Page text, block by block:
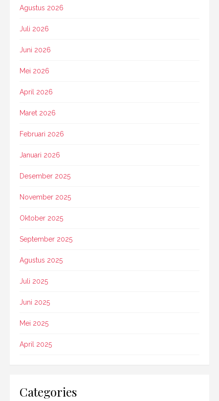
Agustus 2026
Juli 2026
Juni 2026
Mei 2026
April 2026
Maret 2026
Februari 2026
Januari 2026
Desember 2025
November 2025
Oktober 2025
September 2025
Agustus 2025
Juli 2025
Juni 2025
Mei 2025
April 2025
Categories